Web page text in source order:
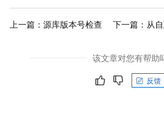
上一篇： 源库版本号检查 下一篇： 从
该文章对您有帮助
反馈